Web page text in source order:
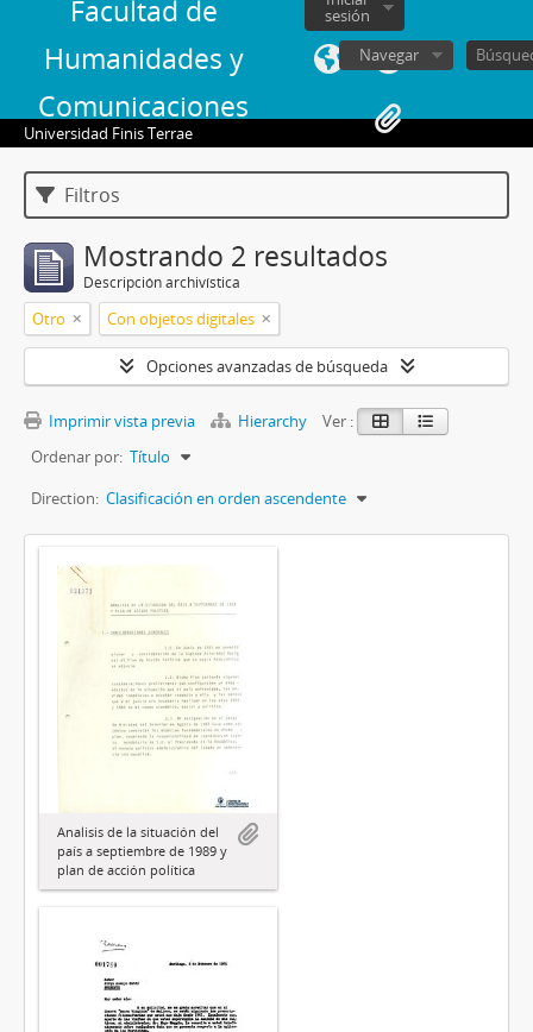
Facultad de
Humanidades y
Comunicaciones
sesión
Navegar
Universidad Finis Terrae
Filtros
Mostrando 2 resultados
Descripción archivística
Otro Con objetos digitales
Opciones avanzadas de búsqueda
Imprimir vista previa Hierarchy
Ver :
Ordenar por: Título
Direction: Clasificación en orden ascendente
Analisis de la situación del
país a septiembre de 1989 y
plan de acción política